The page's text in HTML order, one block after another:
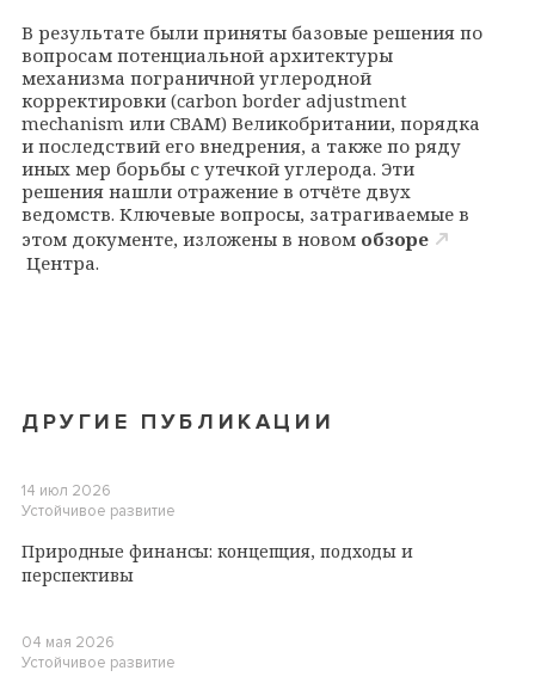
В результате были приняты базовые решения по
вопросам потенциальной архитектуры
механизма пограничной углеродной
корректировки (carbon border adjustment
mechanism или CBAM) Великобритании, порядка
и последствий его внедрения, а также по ряду
иных мер борьбы с утечкой углерода. Эти
решения нашли отражение в отчёте двух
ведомств. Ключевые вопросы, затрагиваемые в
этом документе, изложены в новом обзоре
Центра.
ДРУГИЕ ПУБЛИКАЦИИ
14 июл 2026
Устойчивое развитие
Природные финансы: концепция, подходы и
перспективы
04 мая 2026
Устойчивое развитие